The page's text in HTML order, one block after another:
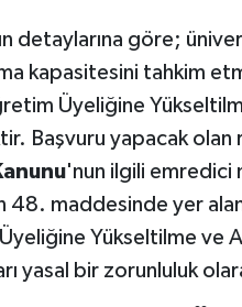
detaylarına göre;
kapasitesini tahkim
Üyeliğine
Başvuru yapacak
'nun ilgili emredici
48. maddesinde yer
Yükseltilme ve
yasal bir zorunluluk